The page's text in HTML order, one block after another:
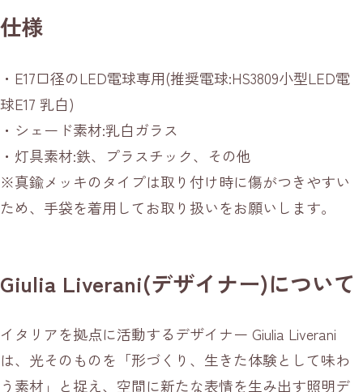
仕様
・E17口径のLED電球専用(推奨電球:HS3809小型LED電
球E17 乳白)
・シェード素材:乳白ガラス
・灯具素材:鉄、プラスチック、その他
※真鍮メッキのタイプは取り付け時に傷がつきやすい
ため、手袋を着用してお取り扱いをお願いします。
Giulia Liverani(デザイナー)について
イタリアを拠点に活動するデザイナー Giulia Liverani
は、光そのものを「形づくり、生きた体験として味わ
う素材」と捉え、空間に新たな表情を生み出す照明デ